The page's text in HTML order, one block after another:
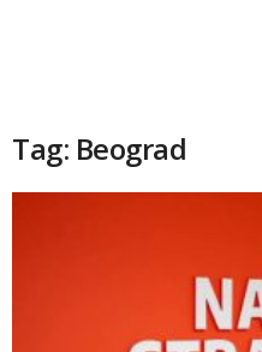
Tag: Beograd